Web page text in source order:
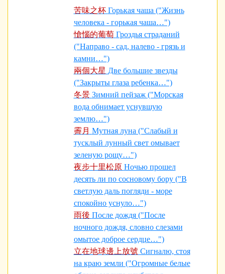
苦味之杯 Горькая чаша ("Жизнь
человека - горькая чаша…")
愴惱的葡萄 Гроздья страданий
("Направо - сад, налево - грязь и
камни…")
兩個大星 Две большие звезды
("Закрыты глаза ребенка…")
冬景 Зимний пейзаж ("Морская
вода обнимает уснувшую
землю…")
霽月 Мутная луна ("Слабый и
тусклый лунный свет омывает
зеленую рощу…")
夜步十里松原 Ночью прошел
десять ли по сосновому бору ("В
светлую даль погляди - море
спокойно уснуло…")
雨後 После дождя ("После
ночного дождя, словно слезами
омытое доброе сердце…")
立在地球邊上放號 Сигналю, стоя
на краю земли ("Огромные белые